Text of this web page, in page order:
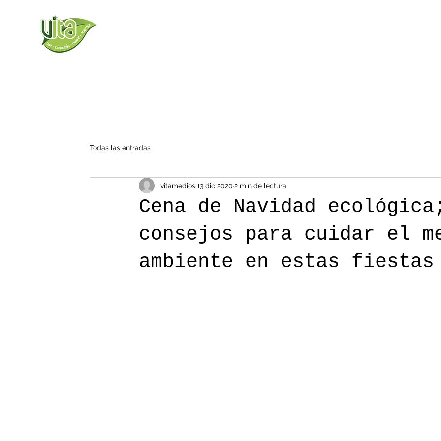
Todas las entradas
Cena de Navidad
consejos para cuidar el
ambiente en estas fiestas
vitamedios13 dic 2020 2 min de lectura